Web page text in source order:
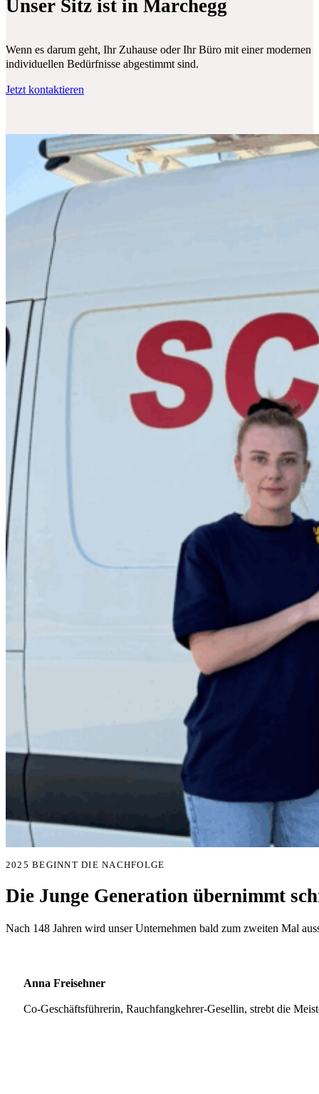
Unser Sitz ist in Marchegg
Wenn es darum geht, Ihr Zuhause oder Ihr Büro mit einer
individuellen Bedürfnisse abgestimmt sind.
Jetzt kontaktieren
2025 BEGINNT DIE NACHFOLGE
Die Junge Generation übernimmt
Nach 148 Jahren wird unser Unternehmen bald zum zweiten Mal
Anna Freisehner
Co-Geschäftsführerin, Rauchfangkehrer-Gesellin, strebt die